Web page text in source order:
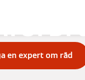
en expert om råd